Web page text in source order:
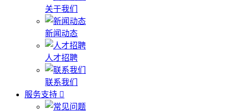
关于我们
新闻动态
人才招聘
联系我们
服务支持